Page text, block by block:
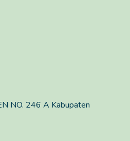
NO. 246 A Kabupaten